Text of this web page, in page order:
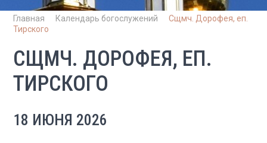
Главная Календарь богослужений
Сщмч. Дорофея, еп.
Тирского
СЩМЧ. ДОРОФЕЯ, ЕП.
ТИРСКОГО
18 ИЮНЯ 2026